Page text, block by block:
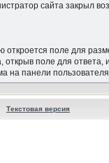
сайта закрыл
поле для
поле для
на панели
Текстовая версия